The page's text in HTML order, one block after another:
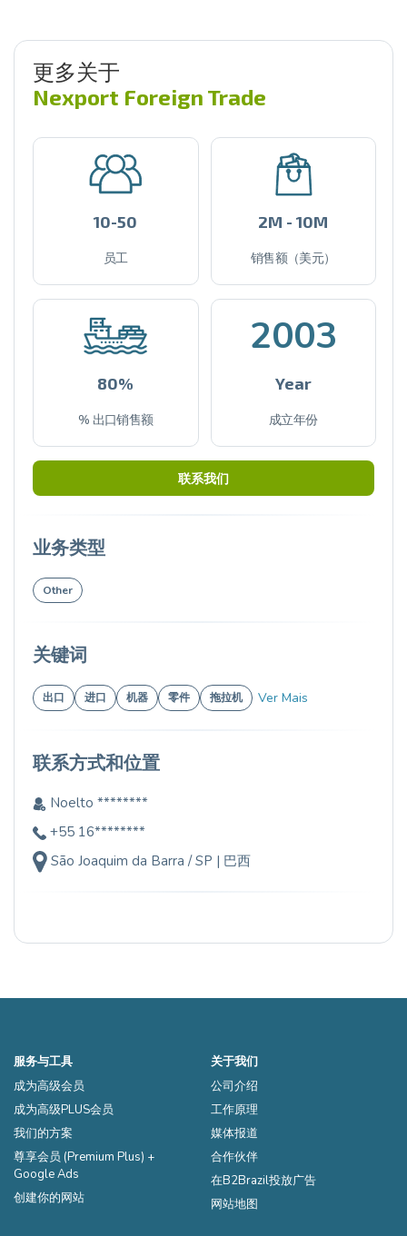
更多关于
Nexport Foreign Trade
10-50
员工
2M - 10M
销售额（美元）
80%
% 出口销售额
2003
Year
成立年份
联系我们
业务类型
Other
关键词
出口 进口 机器 零件 拖拉机 Ver Mais
联系方式和位置
Noelto ********
+55 16********
São Joaquim da Barra / SP | 巴西
服务与工具
成为高级会员
成为高级PLUS会员
我们的方案
尊享会员 (Premium Plus) +
Google Ads
创建你的网站
关于我们
公司介绍
工作原理
媒体报道
合作伙伴
在B2Brazil投放广告
网站地图